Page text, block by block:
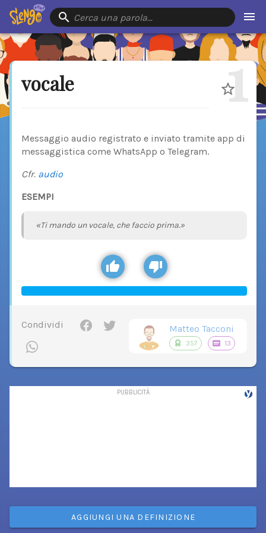
Cerca una parola…
vocale 1
Messaggio audio registrato e inviato tramite app di
messaggistica come WhatsApp o Telegram.
Cfr. audio
ESEMPI
«Ti mando un vocale, che faccio prima.»
Condividi Matteo Tacconi
357 13
AGGIUNGI UNA DEFINIZIONE